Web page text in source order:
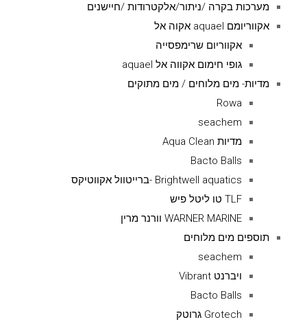
מערכות בקרה /ניתור/אלקטרודות /חיישנים
אקווריומם aquael אקוה אל
אקווריום שרימפסייה
גופי חימום אקווה אל aquael
מדיות- מים מלוחים / מים מתוקים
Rowa
seachem
מדיות Aqua Clean
Bacto Balls
Brightwell aquatics -ברייטוול אקווטיקס
TLF טו ליטל פיש
WARNER MARINE וורנר מרין
תוספים מים מלוחים
seachem
ויברנט Vibrant
Bacto Balls
Grotech גרוטק